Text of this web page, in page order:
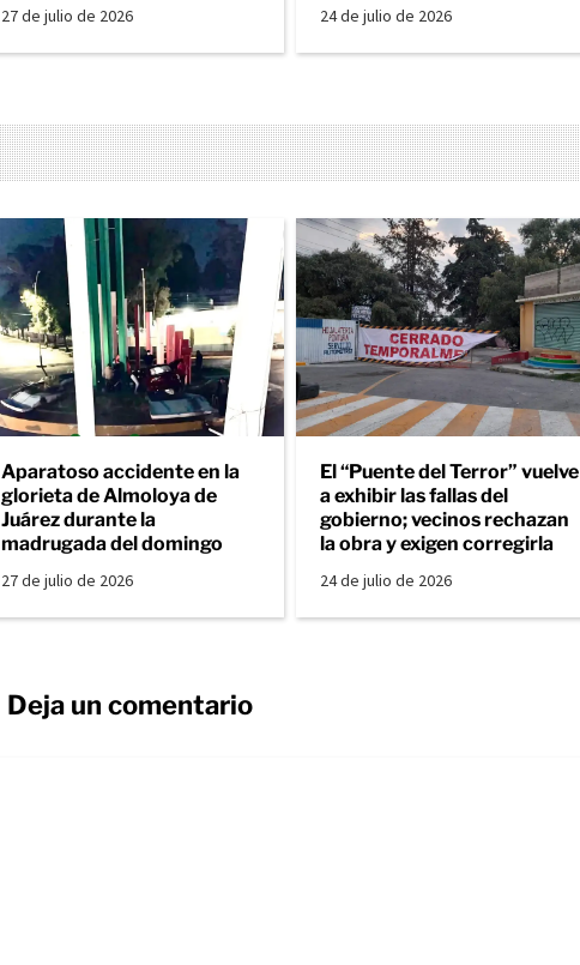
27 de julio de 2026 24 de julio de 2026
Aparatoso accidente en la
glorieta de Almoloya de
Juárez durante la
madrugada del domingo
27 de julio de 2026
El “Puente del Terror” vuelve
a exhibir las fallas del
gobierno; vecinos rechazan
la obra y exigen corregirla
24 de julio de 2026
Deja un comentario